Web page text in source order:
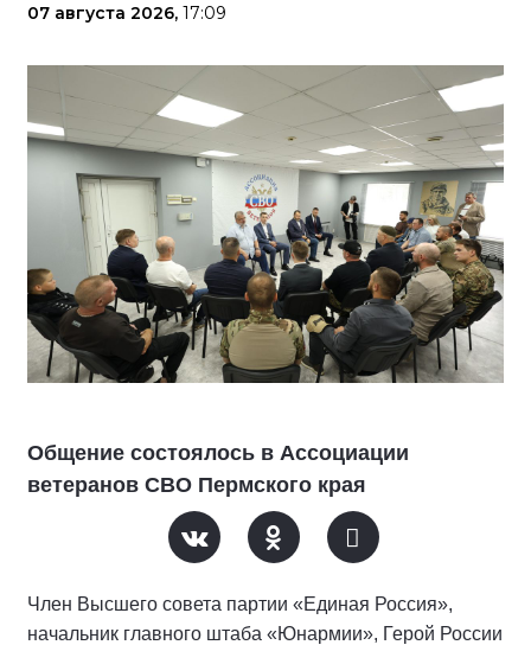
07 августа 2026, 17:09
Общение состоялось в Ассоциации
ветеранов СВО Пермского края
Член Высшего совета партии «Единая Россия»,
начальник главного штаба «Юнармии», Герой России